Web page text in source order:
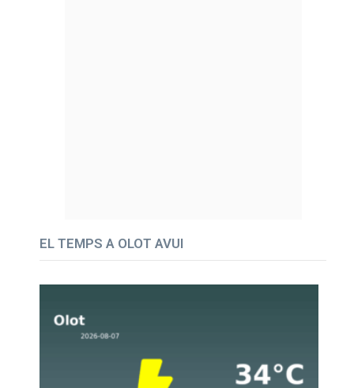
EL TEMPS A OLOT AVUI